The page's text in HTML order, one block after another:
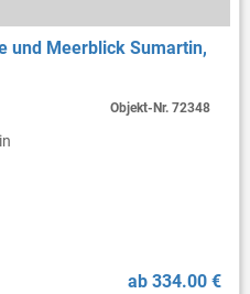
und Meerblick Sumartin,
ab 334.00 €
Objekt-Nr.72348